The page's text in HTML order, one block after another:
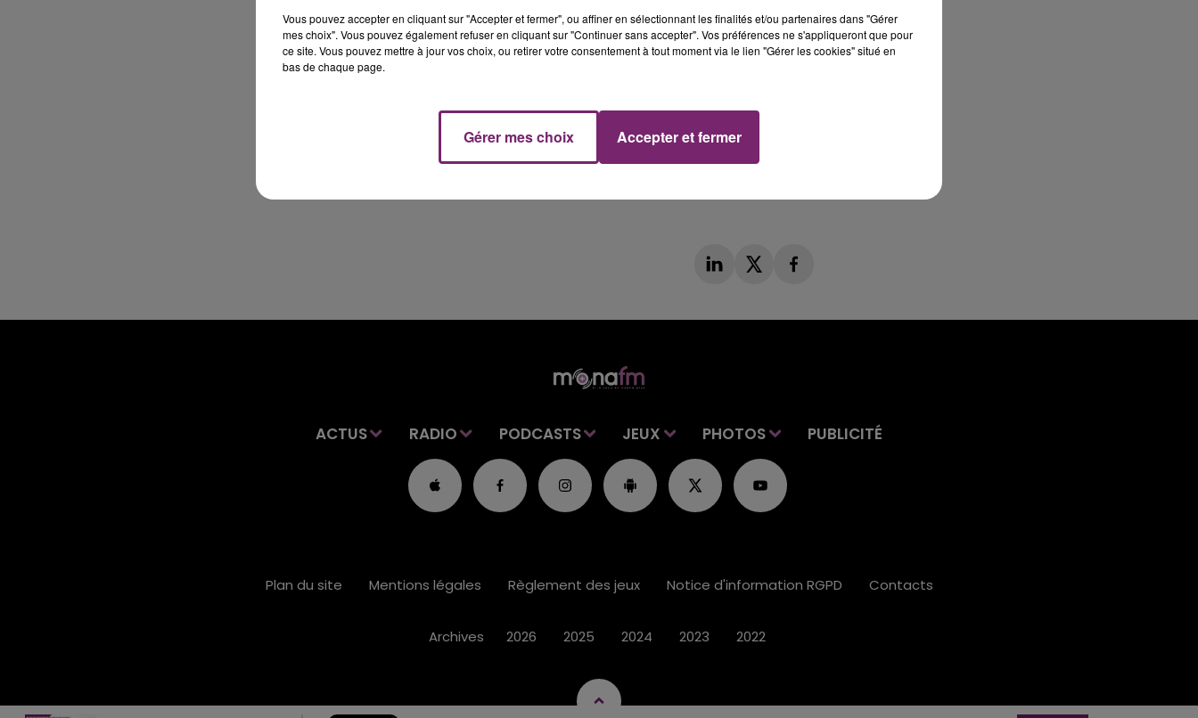
ACTUS RADIO PODCASTS JEUX PHOTOS PUBLICITÉ
Plan du site Mentions légales Règlement des jeux Notice d'information RGPD Contacts
Archives 2026 2025 2024 2023 2022
Vous pouvez accepter en cliquant sur "Accepter et fermer", ou affiner en sélectionnant les finalités et/ou partenaires dans "Gérer
mes choix". Vous pouvez également refuser en cliquant sur "Continuer sans accepter". Vos préférences ne s'appliqueront que pour
ce site. Vous pouvez mettre à jour vos choix, ou retirer votre consentement à tout moment via le lien "Gérer les cookies" situé en
bas de chaque page.
Gérer mes choix Accepter et fermer